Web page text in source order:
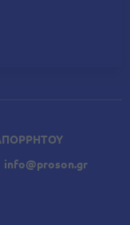
info@proson.gr